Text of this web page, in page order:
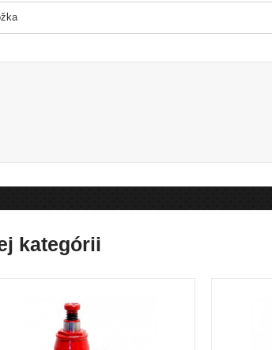
kategórii